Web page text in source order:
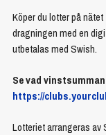
Köper du lotter på
dragningen med en
utbetalas med Swish.
Se vad
https://
Lotteriet arrangeras av